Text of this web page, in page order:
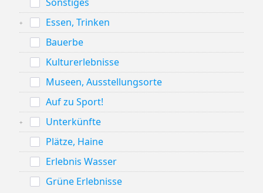
Essen, Trinken
Bauerbe
Kulturerlebnisse
Museen, Ausstellungsorte
Auf zu Sport!
Unterkünfte
Plätze, Haine
Erlebnis Wasser
Grüne Erlebnisse